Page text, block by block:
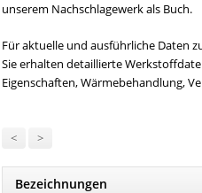
unserem Nachschlagewerk als Buch.
Für aktuelle und ausführliche Daten
Sie erhalten detaillierte
Eigenschaften, Wärmebehandlung,
< >
Bezeichnungen